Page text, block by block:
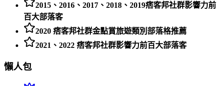
2015、2016、2017、2018、2019痞客邦社群影響力前
百大部落客
2020 痞客邦社群金點賞旅遊類別部落格推薦
2021、2022 痞客邦社群影響力前百大部落客
懶人包